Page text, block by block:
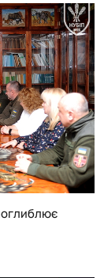
1924 р.
Броніслав
дали
та
порівняльних
за її